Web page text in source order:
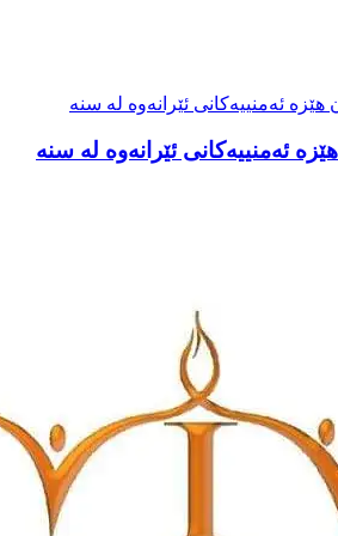
ئەمنییەکانی ئێرانەوە لە سنە